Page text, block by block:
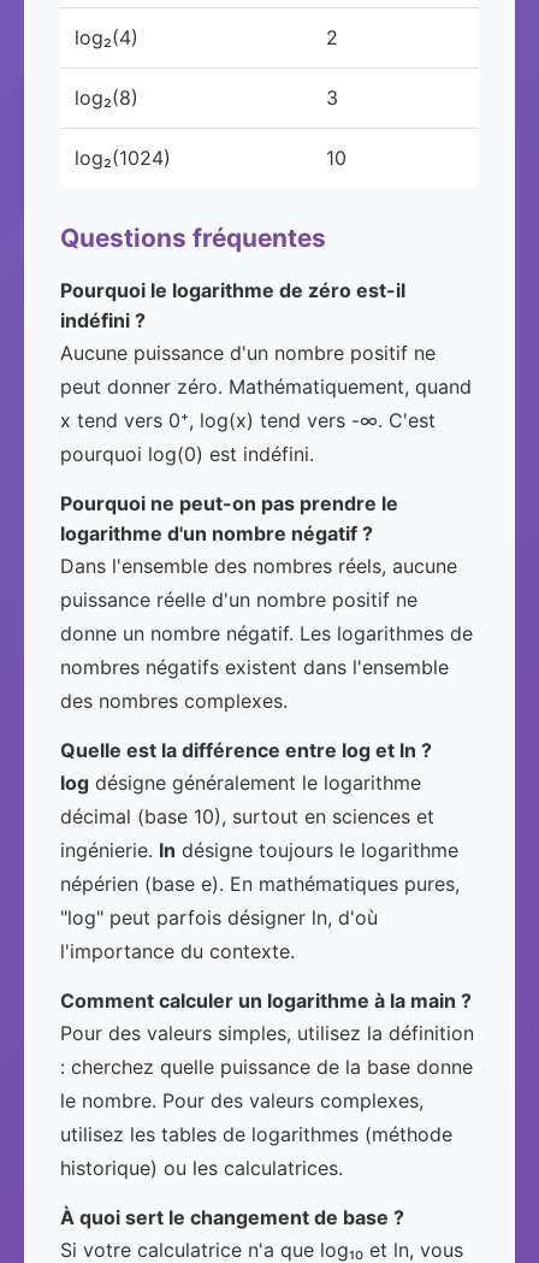
log₂(4) 2
log₂(8) 3
log₂(1024) 10
Questions fréquentes
Pourquoi le logarithme de zéro est-il
indéfini ?
Aucune puissance d'un nombre positif ne
peut donner zéro. Mathématiquement, quand
x tend vers 0⁺, log(x) tend vers -∞. C'est
pourquoi log(0) est indéfini.
Pourquoi ne peut-on pas prendre le
logarithme d'un nombre négatif ?
Dans l'ensemble des nombres réels, aucune
puissance réelle d'un nombre positif ne
donne un nombre négatif. Les logarithmes de
nombres négatifs existent dans l'ensemble
des nombres complexes.
Quelle est la différence entre log et ln ?
log désigne généralement le logarithme
décimal (base 10), surtout en sciences et
ingénierie. ln désigne toujours le logarithme
népérien (base e). En mathématiques pures,
"log" peut parfois désigner ln, d'où
l'importance du contexte.
Comment calculer un logarithme à la main ?
Pour des valeurs simples, utilisez la définition
: cherchez quelle puissance de la base donne
le nombre. Pour des valeurs complexes,
utilisez les tables de logarithmes (méthode
historique) ou les calculatrices.
À quoi sert le changement de base ?
Si votre calculatrice n'a que log₁₀ et ln, vous